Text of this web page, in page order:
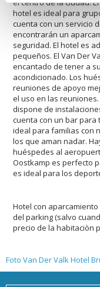
el centro de la ciudad.
hotel es ideal para
cuenta con un servicio
encontrarán un
seguridad. El hotel es
pequeños. El Van Der
encantado de tener a
acondicionado. Los
reuniones de apoyo
el uso en las reuniones.
dispone de
cuenta con un bar para
ideal para familias con
los que aman nadar.
huéspedes al
Oostkamp es perfecto
es ideal para los
Hotel con
del parking (salvo
precio de la habitaciòn
Foto Van Der Valk Hotel